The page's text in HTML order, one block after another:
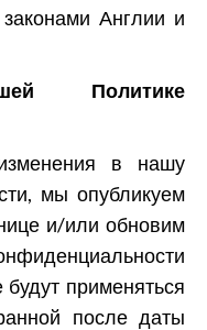
Англии и
Политике
в нашу
мы опубликуем
и/или обновим
применяться
после даты